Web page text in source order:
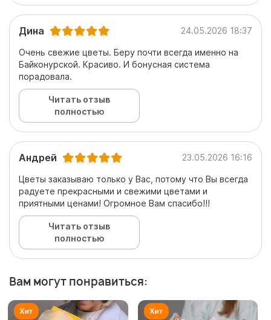
Дина 24.05.2026 18:37
Очень свежие цветы. Беру почти всегда именно на
Байконурской. Красиво. И бонусная система
порадовала.
Читать отзыв
полностью
Андрей 23.05.2026 16:16
Цветы заказываю только у Вас, потому что Вы всегда
радуете прекрасными и свежими цветами и
приятными ценами! Огромное Вам спасибо!!!
Читать отзыв
полностью
Вам могут понравиться: